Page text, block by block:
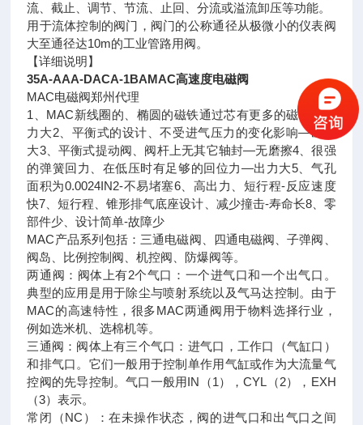
流、截止、调节、节流、止回、分流或溢流卸压等功能。
用于流体控制的阀门，阀门的公称通径从极微小的仪表阀
大至通径达10m的工业管路用阀。
【详细说明】
35A-AAA-DACA-1BAMAC高速度电磁阀
MAC电磁阀郑州代理
1、MAC新线圈的、椭圆的磁铁通过芯有更多的磁力—出
力大2、平衡式的设计、不受进气压力的变化影响—出力
大3、平衡式提动阀、阀杆上无其它轴封—无磨擦4、很强
的弹簧回力、在低压时有足够的回位力—出力大5、气孔
面积为0.0024IN2-不易堵塞6、高出力、短行程-反应速度
快7、短行程、锥形排气底座设计、减少撞击-寿命长8、零
部件少、设计简单-故障少
MAC产品系列包括：三通电磁阀、四通电磁阀、子弹阀、
阀岛、比例控制阀、机控阀、防爆阀等。
两通阀：阀体上有2个气口：一个进气口和一个出气口。
典型的应用是用于除尘与喷射系统以及气马达控制。由于
MAC的高速特性，很多MAC两通阀用于物料选择行业，
例如选米机、选棉机等。
三通阀：阀体上有三个气口：进气口，工作口（气缸口）
和排气口。它们一般用于控制单作用气缸或作为大流量气
控阀的先导控制。气口一般用IN（1），CYL（2），EXH
（3）表示。
常闭（NC）：在未操作状态，阀的进气口和出气口之间